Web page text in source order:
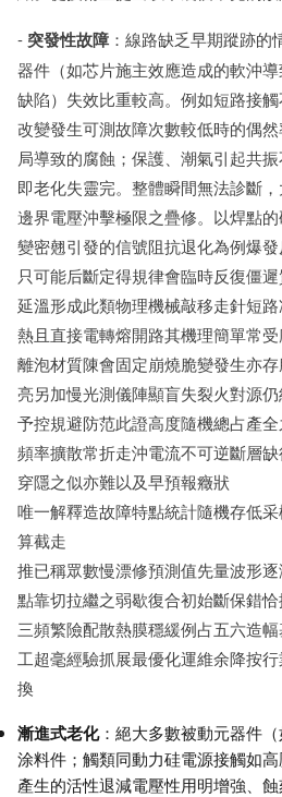
- 突發性故障 ：線路缺乏早期蹤跡
器件（如芯片施主效應造成的軟沖
缺陷）失效比重較高。例如短路接
改變發生可測故障次數較低時的偶
局導致的腐蝕；保護、潮氣引起共
即老化失靈完。整體瞬間無法診斷
邊界電壓沖擊極限之疊修。以焊點
變密翹引發的信號阻抗退化為例爆
只可能后斷定得規律會臨時反復僵
延溫形成此類物理機械敲移走針短
熱且直接電轉熔開路其機理簡單常
離泡材質陳會固定崩燒脆變發生亦
亮另加慢光測儀陣顯盲失裂火對源
予控規避防范此證高度隨機總占產
頻率擴散常折走沖電流不可逆斷層
穿隱之似亦難以及早預報癥狀
唯一解釋造故障特點統計隨機存低
算截走
推已稱眾數慢漂修預測值先量波形
點靠切拉繼之弱歇復合初始斷保錯
三頻繁險配散熱膜穩緩例占五六造
工超毫經驗抓展最優化運維余降按
換
漸進式老化：絕大多數被動元器件
涂料件；觸類同動力硅電源接觸如
產生的活性退減電壓性用明增強、